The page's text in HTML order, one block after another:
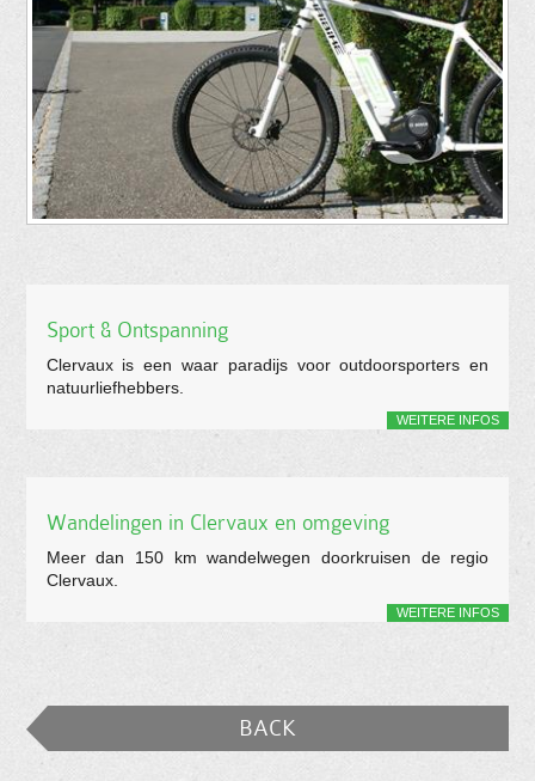
Sport & Ontspanning
Clervaux is een waar paradijs voor outdoorsporters en
natuurliefhebbers.
WEITERE INFOS
Wandelingen in Clervaux en omgeving
Meer dan 150 km wandelwegen doorkruisen de regio
Clervaux.
WEITERE INFOS
BACK